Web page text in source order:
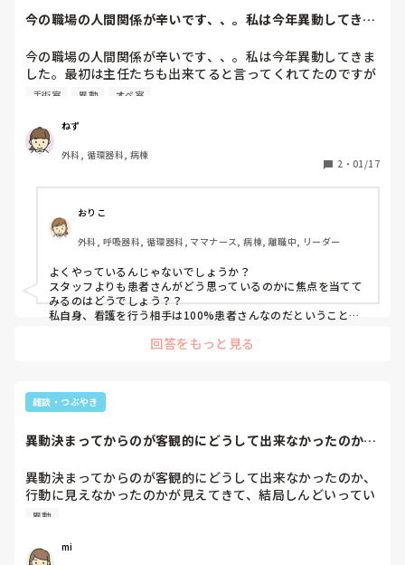
それでも、みるみるきれいになって、笑顔になっていく患者さ
んを見ているのは嬉しいものです。なにより、夜勤がなくて高
割引販売されているのもうれしいです。
美容外科は、病院やクリニックとは違って、ある意味変わった
職場だと思います。今までとは違った職場で働きたい、私も美
人になりたい！（笑）などといった希望がある方には向いてい
今の職場の人間関係が辛いです、、。私は今年異動してきま
今の職場の人間関係が辛いです、、。私は今年異動してきま
した。最初は主任たちも出来てると言ってくれてたのですが
段々と怒られることが増えてきて、今更そんなこと聞くの？
のに時間がかかり、また他の人が１０分で終わることが私は
２０分かかったりします。自分の力量不足はわかっているの
ですが、、。既卒者ということもあり、即戦力と期待はされ
す。以前、手術室に勤務していたのですがそこでは話せる人
もいたし、いっそ異動願いを出すべきなのかと考えてしまい
ます。ちなみに今はあまり話せる人もいません、、。どうす
ればいいかアドバイスを頂ければとおもいます。
手術室 異動 オペ室
ねず
外科, 循環器科, 病棟
2 ・ 01/17
おりこ
外科, 呼吸器科, 循環器科, ママナース, 病棟, 離職中, リーダー
よくやっているんじゃないでしょうか？
スタッフよりも患者さんがどう思っているのかに焦点を当てて
みるのはどうでしょう？？
私自身、看護を行う相手は100%患者さんなのだということを
あるのであれば更に努力が必要なのかも分かりません。
いてくると思いますよ！！頑張っていると思います！応援して
いますね！
回答をもっと見る
雑談・つぶやき
異動決まってからのが客観的にどうして出来なかったのか、
異動決まってからのが客観的にどうして出来なかったのか、
行動に見えなかったのかが見えてきて、結局しんどいってい
う無意識が行動に結びつかなかったんだと思いました。
は繰り返さないように患者さんに向き合っていきたいな…
異動
mi